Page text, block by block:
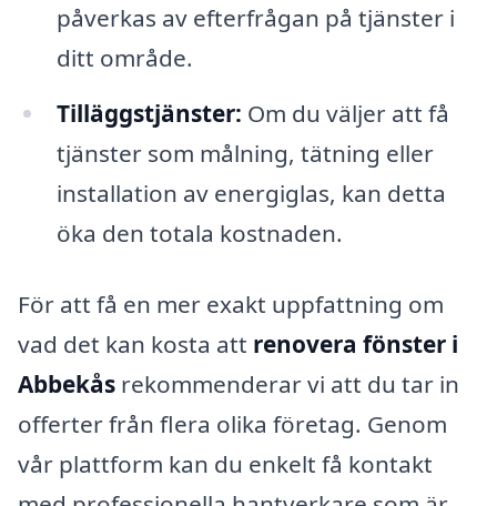
påverkas av efterfrågan på tjänster i
ditt område.
Tilläggstjänster: Om du väljer att få
tjänster som målning, tätning eller
installation av energiglas, kan detta
öka den totala kostnaden.
För att få en mer exakt uppfattning om
vad det kan kosta att renovera fönster i
Abbekås rekommenderar vi att du tar in
offerter från flera olika företag. Genom
vår plattform kan du enkelt få kontakt